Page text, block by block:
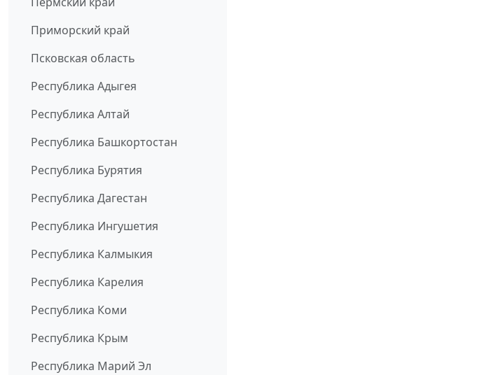
Приморский край
Псковская область
Республика Адыгея
Республика Алтай
Республика Башкортостан
Республика Бурятия
Республика Дагестан
Республика Ингушетия
Республика Калмыкия
Республика Карелия
Республика Коми
Республика Крым
Республика Марий Эл